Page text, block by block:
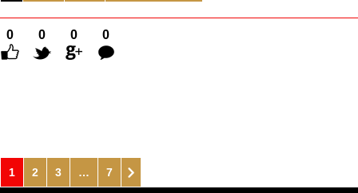
0 0 0
0
Comentários
1 2 3 … 7